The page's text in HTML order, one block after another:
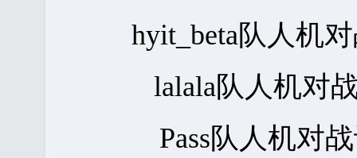
hyit_beta队人机
lalala队人机对
Pass队人机对